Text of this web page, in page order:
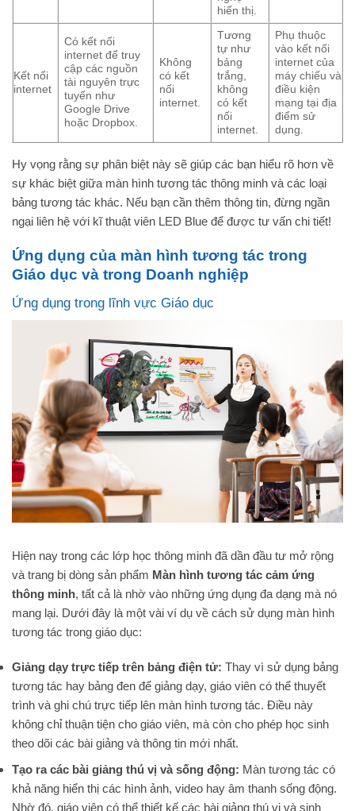
hiển thị.
Kết nối
internet
Có kết nối
internet để truy
cập các nguồn
tài nguyên trực
tuyến như
Google Drive
hoặc Dropbox.
Không
có kết
nối
internet.
Tương
tự như
bảng
trắng,
không
có kết
nối
internet.
Phụ thuộc
vào kết nối
internet của
máy chiếu và
điều kiện
mạng tại địa
điểm sử
dụng.
Hy vọng rằng sự phân biệt này sẽ giúp các bạn hiểu rõ hơn về
sự khác biệt giữa màn hình tương tác thông minh và các loại
bảng tương tác khác. Nếu bạn cần thêm thông tin, đừng ngần
ngại liên hệ với kĩ thuật viên LED Blue để được tư vấn chi tiết!
Ứng dụng của màn hình tương tác trong
Giáo dục và trong Doanh nghiệp
Ứng dụng trong lĩnh vực Giáo dục
Hiện nay trong các lớp học thông minh đã dần đầu tư mở rộng
và trang bị dòng sản phẩm Màn hình tương tác cảm ứng
thông minh, tất cả là nhờ vào những ứng dụng đa dạng mà nó
mang lại. Dưới đây là một vài ví dụ về cách sử dụng màn hình
tương tác trong giáo dục:
Giảng dạy trực tiếp trên bảng điện tử: Thay vì sử dụng bảng
tương tác hay bảng đen để giảng dạy, giáo viên có thể thuyết
trình và ghi chú trực tiếp lên màn hình tương tác. Điều này
không chỉ thuận tiện cho giáo viên, mà còn cho phép học sinh
theo dõi các bài giảng và thông tin mới nhất.
Tạo ra các bài giảng thú vị và sống động: Màn tương tác có
khả năng hiển thị các hình ảnh, video hay âm thanh sống động.
Nhờ đó, giáo viên có thể thiết kế các bài giảng thú vị và sinh